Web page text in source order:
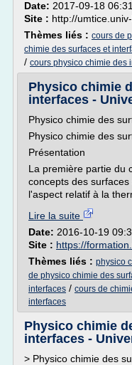
Date: 2017-09-18
Site : http://
Thèmes liés : cours de
chimie des surfaces et
/ cours physico chimie des
Physico chimie
interfaces -
Physico chimie des
Physico chimie des
Présentation
La première partie du
concepts des
l'aspect relatif à la
Lire la suite
Date: 2016-10-19
Site : https://
Thèmes liés : physico
de physico chimie des
interfaces / cours de
interfaces
Physico chimie
interfaces -
> Physico chimie des